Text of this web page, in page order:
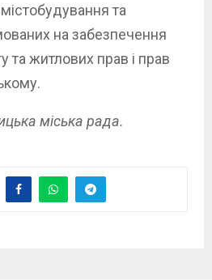
та
на забезпечення
та житлових прав і прав
міська рада.